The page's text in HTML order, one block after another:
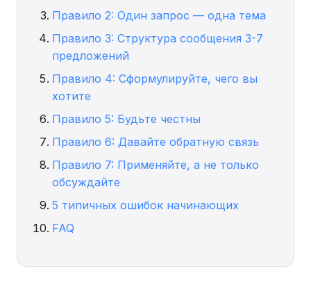
Правило 2: Один запрос — одна тема
Правило 3: Структура сообщения 3-7
предложений
Правило 4: Сформулируйте, чего вы
хотите
Правило 5: Будьте честны
Правило 6: Давайте обратную связь
Правило 7: Применяйте, а не только
обсуждайте
5 типичных ошибок начинающих
FAQ